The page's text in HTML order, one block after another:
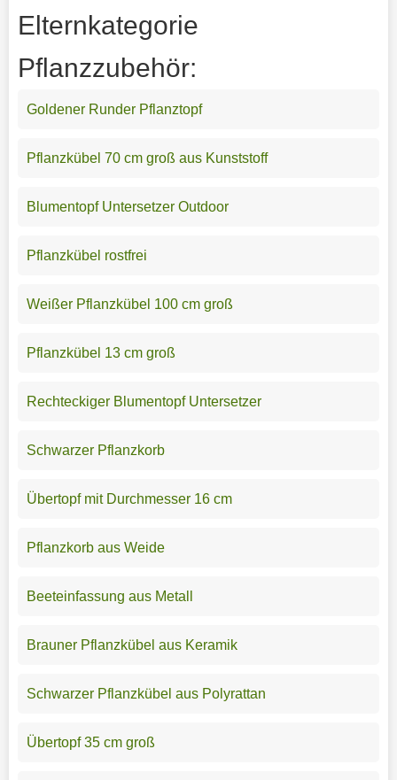
Elternkategorie
Pflanzzubehör:
Goldener Runder Pflanztopf
Pflanzkübel 70 cm groß aus Kunststoff
Blumentopf Untersetzer Outdoor
Pflanzkübel rostfrei
Weißer Pflanzkübel 100 cm groß
Pflanzkübel 13 cm groß
Rechteckiger Blumentopf Untersetzer
Schwarzer Pflanzkorb
Übertopf mit Durchmesser 16 cm
Pflanzkorb aus Weide
Beeteinfassung aus Metall
Brauner Pflanzkübel aus Keramik
Schwarzer Pflanzkübel aus Polyrattan
Übertopf 35 cm groß